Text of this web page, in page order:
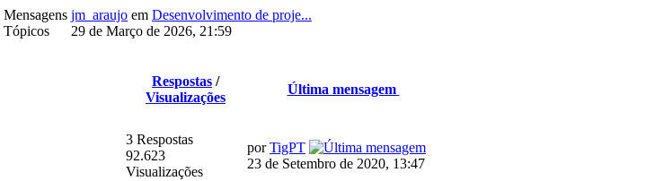
Mensagens
Tópicos
jm_araujo em Desenvolvimento de proje...
29 de Março de 2026, 21:59
Respostas /
Visualizações
Última mensagem
3 Respostas
92.623
Visualizações
porTigPT
23 de Setembro de 2020, 13:47